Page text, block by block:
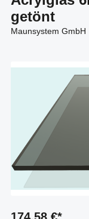
getönt
Maunsystem GmbH